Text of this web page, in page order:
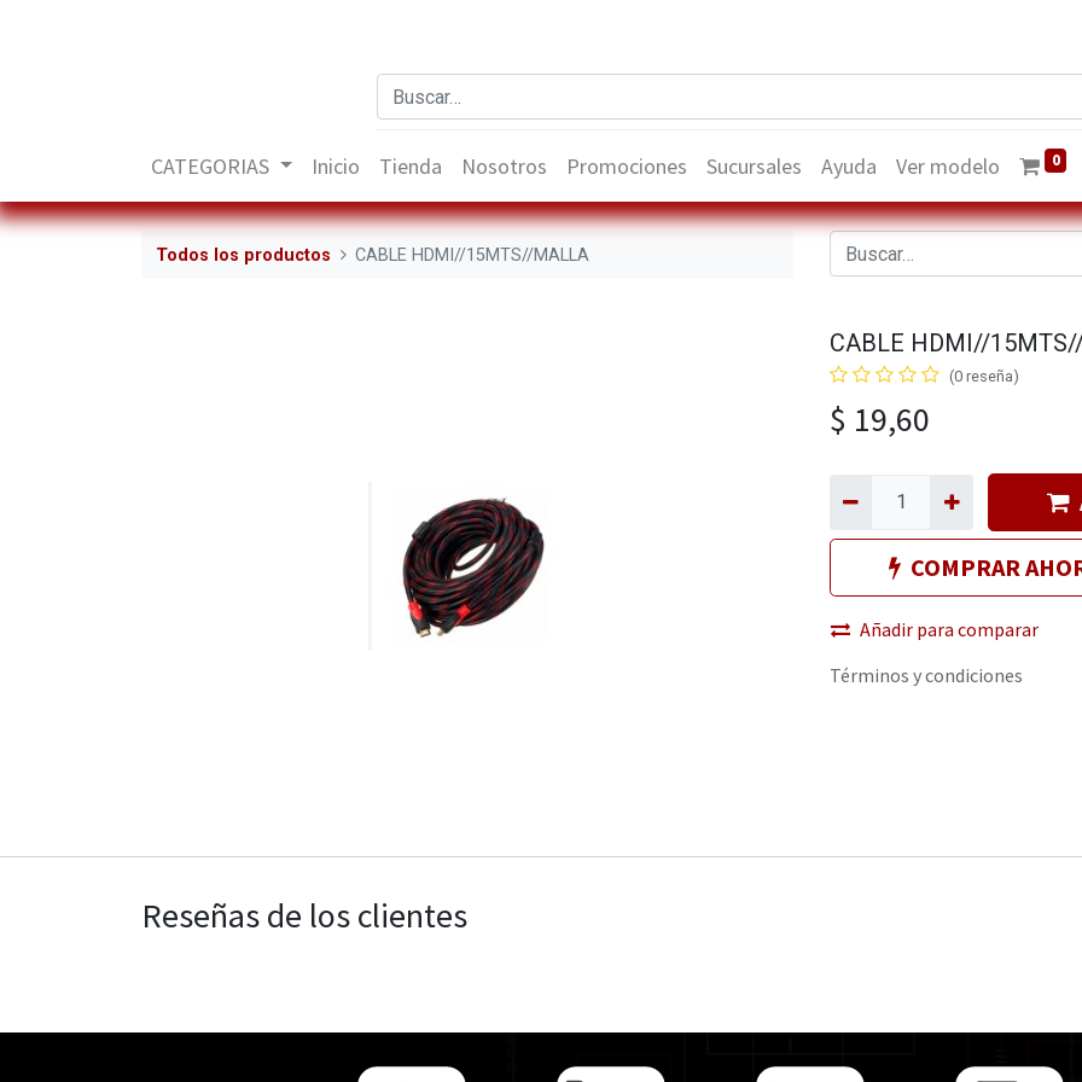
CATEGORIAS Inicio Tienda Nosotros Promociones Sucursales Ayuda Ver modelo 0
Todos los productos CABLE HDMI//15MTS//MALLA
CABLE HDMI//
(0 reseña)
$ 19,60
COMPRAR
Añadir para comparar
Términos y condiciones
Reseñas de los clientes